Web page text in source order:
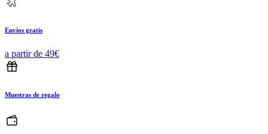
Envíos gratis
a partir de 49€
Muestras de regalo